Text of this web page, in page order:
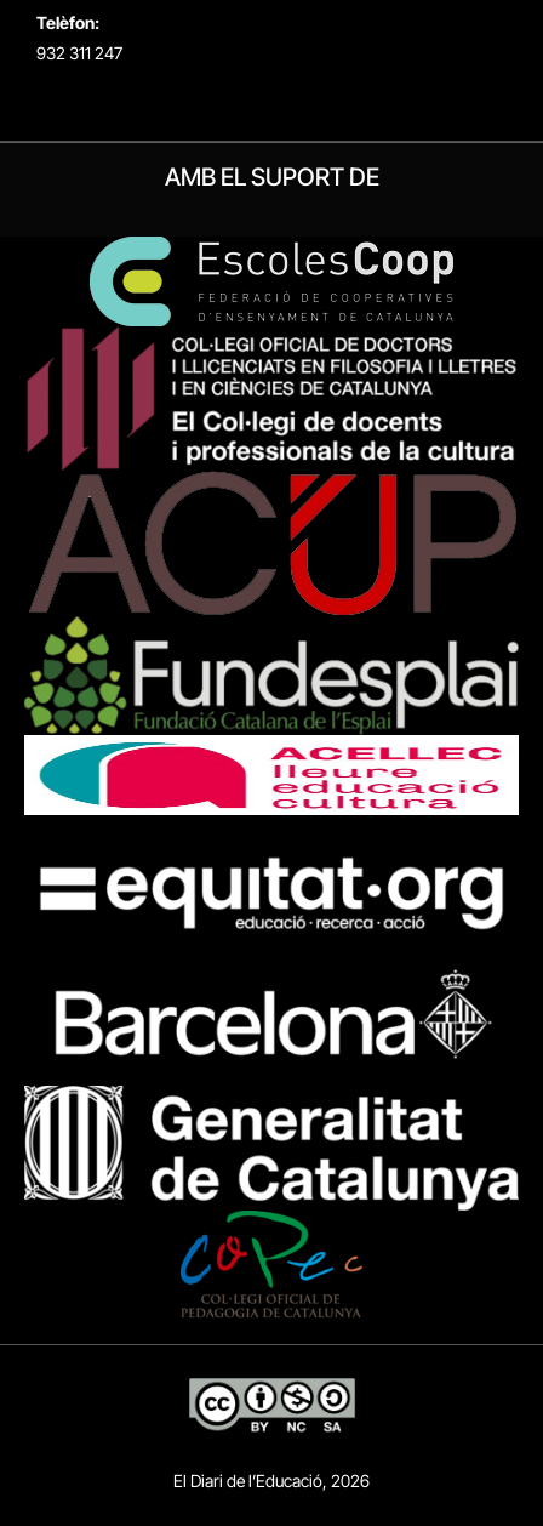
Telèfon:
932 311 247
AMB EL SUPORT DE
El Diari de l’Educació, 2026